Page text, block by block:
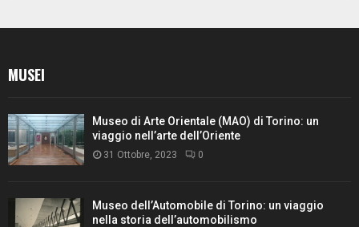
MUSEI
Museo di Arte Orientale (MAO) di Torino: un
viaggio nell’arte dell’Oriente
31 Ottobre, 2023 0
Museo dell’Automobile di Torino: un viaggio
nella storia dell’automobilismo